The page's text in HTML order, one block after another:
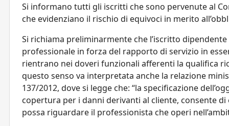
Si informano tutti gli iscritti che sono pervenute al
che evidenziano il rischio di equivoci in merito
Si richiama preliminarmente che l’iscritto
professionale in forza del rapporto di servizio in
rientrano nei doveri funzionali afferenti la qualifica
questo senso va interpretata anche la relazione
137/2012, dove si legge che: “la specificazione
copertura per i danni derivanti al cliente, consente
possa riguardare il professionista che operi